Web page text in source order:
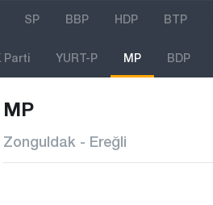
SP BBP HDP BTP
Parti YURT-P MP BDP
MP
Zonguldak - Ereğli